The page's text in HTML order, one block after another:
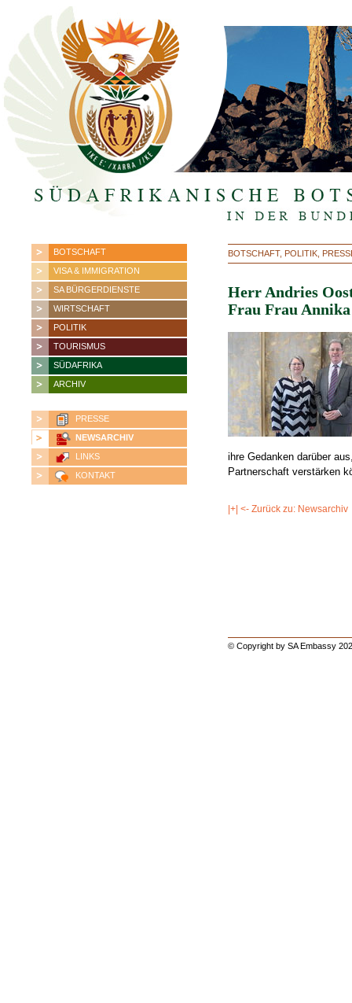
BOTSCHAFT
VISA & IMMIGRATION
SA BÜRGERDIENSTE
WIRTSCHAFT
POLITIK
TOURISMUS
SÜDAFRIKA
ARCHIV
PRESSE
NEWSARCHIV
LINKS
KONTAKT
BOTSCHAFT, POLITIK,
Herr Andries
Frau Frau
ihre Gedanken darüber
Partnerschaft verstärken
|+| <- Zurück zu: Newsarchiv
© Copyright by SA Embassy